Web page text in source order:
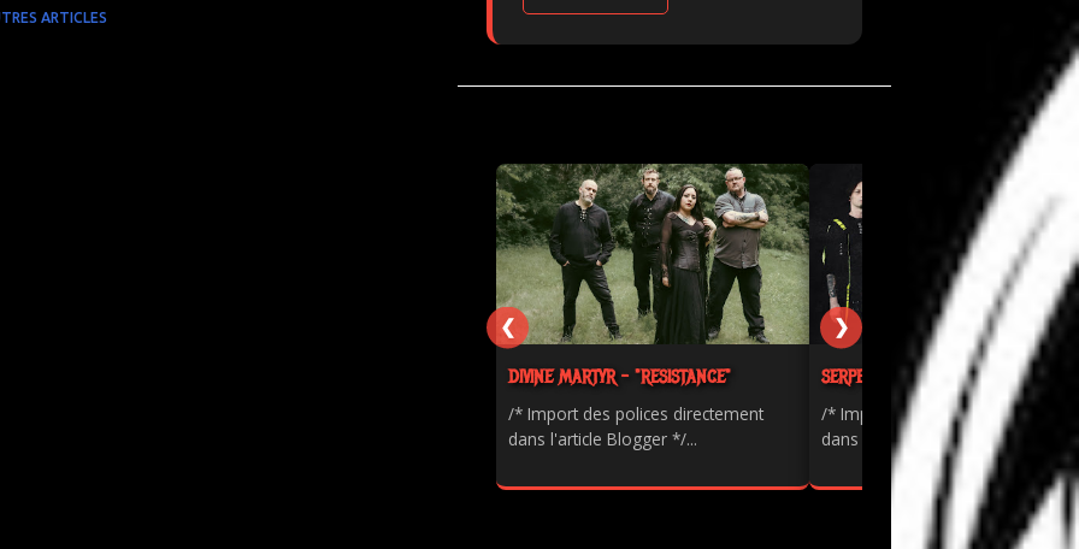
ARTICLES
DIVINE MARTYR - "RESISTANCE"
/* Import des polices directement
dans l'article Blogger */...
SERPENTS - "PAINKILLER"
/* Import des polices directement
dans l'article Blogger */...
❮ ❯